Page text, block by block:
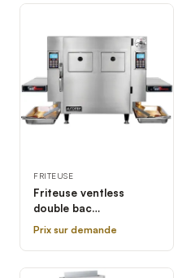
FRITEUSE
Friteuse ventless
double bac
automatique 208/
Prix sur demande